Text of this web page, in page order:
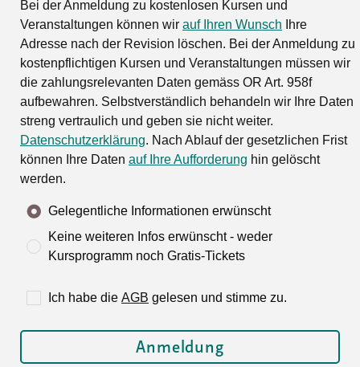
Bei der Anmeldung zu kostenlosen Kursen und
Veranstaltungen können wir auf Ihren Wunsch Ihre
Adresse nach der Revision löschen. Bei der Anmeldung zu
kostenpflichtigen Kursen und Veranstaltungen müssen wir
die zahlungsrelevanten Daten gemäss OR Art. 958f
aufbewahren. Selbstverständlich behandeln wir Ihre Daten
streng vertraulich und geben sie nicht weiter.
Datenschutzerklärung. Nach Ablauf der gesetzlichen Frist
können Ihre Daten auf Ihre Aufforderung hin gelöscht
werden.
Gelegentliche Informationen erwünscht
Keine weiteren Infos erwünscht - weder
Kursprogramm noch Gratis-Tickets
Ich habe die AGB gelesen und stimme zu.